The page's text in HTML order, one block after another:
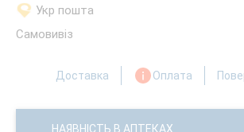
Укр пошта
Самовивіз
Доставка Оплата
НАЯВНІСТЬ В АПТЕКАХ